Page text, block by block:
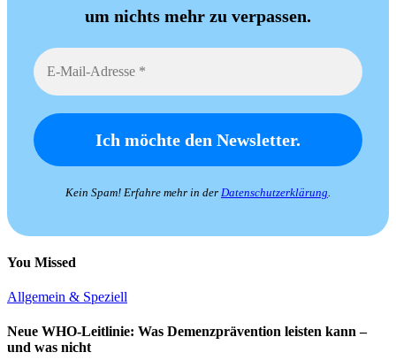
um nichts mehr zu verpassen.
Kein Spam! Erfahre mehr in der Datenschutzerklärung
You Missed
Allgemein & Speziell
Neue WHO-Leitlinie: Was Demenzprävention leisten kann –
und was nicht